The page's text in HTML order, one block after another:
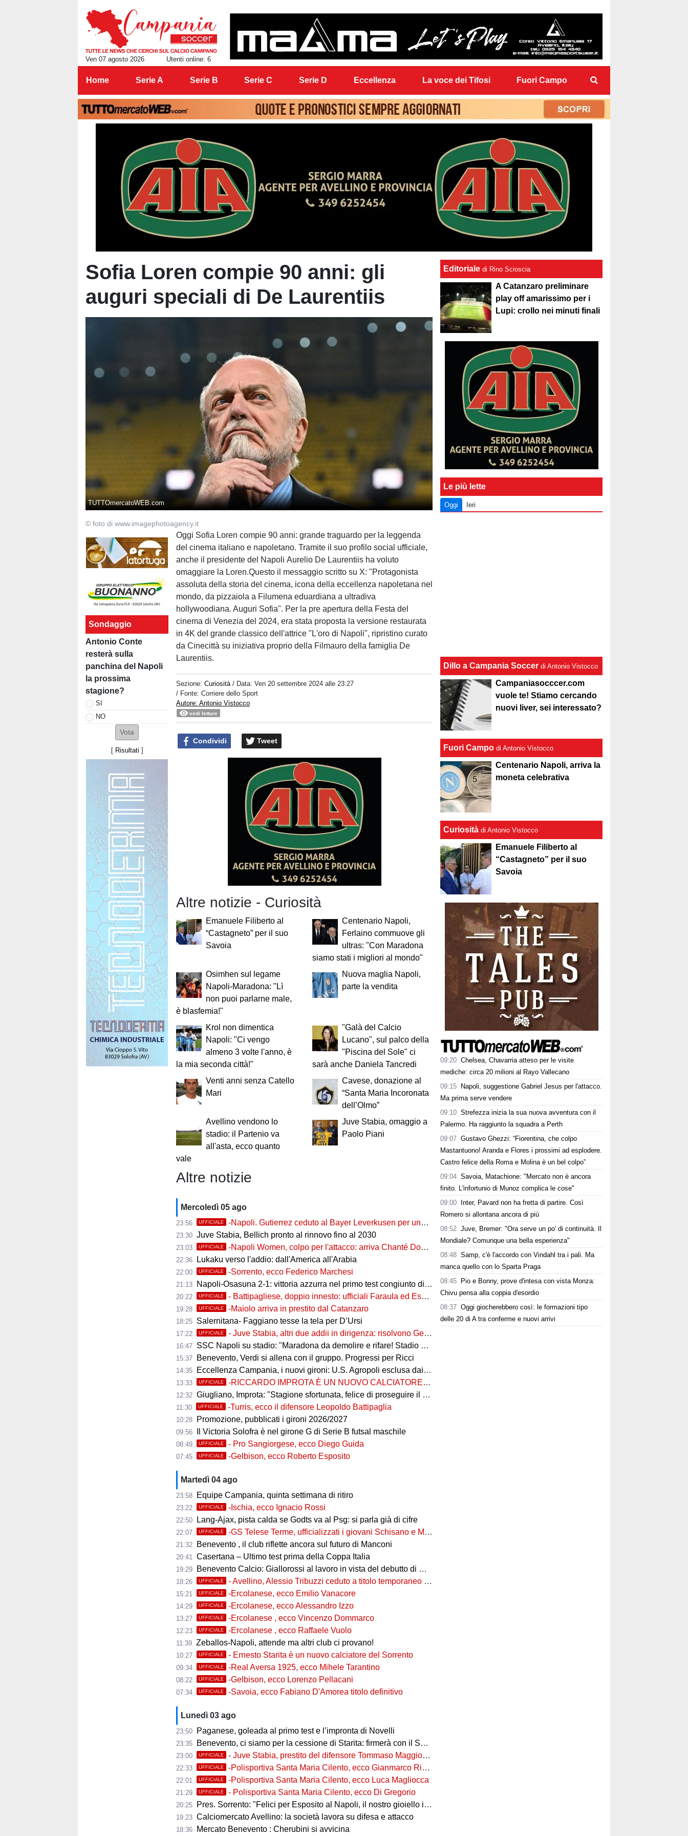
Ven 07 agosto 2026 Utenti online: 6
Home Serie A Serie B Serie C Serie D Eccellenza La voce dei Tifosi Fuori Campo
Sofia Loren compie 90 anni: gli
auguri speciali di De Laurentiis
TUTTOmercatoWEB.com
© foto di www.imagephotoagency.it
Sondaggio
Antonio Conte
resterà sulla
panchina del Napoli
la prossima
stagione?
SI
NO
[ Risultati ]
Oggi Sofia Loren compie 90 anni: grande traguardo per la leggenda
del cinema italiano e napoletano. Tramite il suo profilo social ufficiale,
anche il presidente del Napoli Aurelio De Laurentiis ha voluto
omaggiare la Loren.Questo il messaggio scritto su X: "Protagonista
assoluta della storia del cinema, icona della eccellenza napoletana nel
mondo, da pizzaiola a Filumena eduardiana a ultradiva
hollywoodiana. Auguri Sofia". Per la pre apertura della Festa del
cinema di Venezia del 2024, era stata proposta la versione restaurata
in 4K del grande classico dell'attrice "L'oro di Napoli", ripristino curato
da Cinecittà su iniziativa proprio della Filmauro della famiglia De
Laurentiis.
Sezione:Curiosità / Data:Ven 20 settembre 2024 alle 23:27
/ Fonte: Corriere dello Sport
Autore: Antonio Vistocco
vedi letture
Condividi Tweet
Altre notizie - Curiosità
Emanuele Filiberto al
“Castagneto” per il suo
Savoia
Centenario Napoli,
Ferlaino commuove gli
ultras: "Con Maradona
siamo stati i migliori al mondo"
Osimhen sul legame
Napoli-Maradona: "Lì
non puoi parlarne male,
è blasfemia!"
Nuova maglia Napoli,
parte la vendita
Krol non dimentica
Napoli: "Ci vengo
almeno 3 volte l'anno, è
la mia seconda città!"
"Galà del Calcio
Lucano", sul palco della
"Piscina del Sole" ci
sarà anche Daniela Tancredi
Venti anni senza Catello
Mari
Cavese, donazione al
“Santa Maria Incoronata
dell’Olmo”
Avellino vendono lo
stadio: il Partenio va
all'asta, ecco quanto
vale
Juve Stabia, omaggio a
Paolo Piani
Altre notizie
Mercoledì 05 ago
23:56 UFFICIALE -Napoli. Gutierrez ceduto al Bayer Leverkusen per una cifra record
23:30 Juve Stabia, Bellich pronto al rinnovo fino al 2030
23:03 UFFICIALE -Napoli Women, colpo per l'attacco: arriva Chanté Dompig
22:36 Lukaku verso l'addio: dall'America all'Arabia
22:00 UFFICIALE -Sorrento, ecco Federico Marchesi
21:13 Napoli-Osasuna 2-1: vittoria azzurra nel primo test congiunto di Castel di Sangro
20:22 UFFICIALE - Battipagliese, doppio innesto: ufficiali Faraula ed Esposito
19:28 UFFICIALE -Maiolo arriva in prestito dal Catanzaro
18:25 Salernitana- Faggiano tesse la tela per D’Ursi
17:22 UFFICIALE - Juve Stabia, altri due addii in dirigenza: risolvono Gerbo e Zanardini
16:47 SSC Napoli su stadio: "Maradona da demolire e rifare! Stadio nuovo in ex area Q8"
15:37 Benevento, Verdi si allena con il gruppo. Progressi per Ricci
14:35 Eccellenza Campania, i nuovi gironi: U.S. Agropoli esclusa dai ripescaggi
13:33 UFFICIALE -RICCARDO IMPROTA È UN NUOVO CALCIATORE DEL GIUGLIANO
12:32 Giugliano, Improta: "Stagione sfortunata, felice di proseguire il percorso"
11:30 UFFICIALE -Turris, ecco il difensore Leopoldo Battipaglia
10:28 Promozione, pubblicati i gironi 2026/2027
09:56 Il Victoria Solofra è nel girone G di Serie B futsal maschile
08:49 UFFICIALE - Pro Sangiorgese, ecco Diego Guida
07:45 UFFICIALE -Gelbison, ecco Roberto Esposito
Martedì 04 ago
23:58 Equipe Campania, quinta settimana di ritiro
23:22 UFFICIALE -Ischia, ecco Ignacio Rossi
22:50 Lang-Ajax, pista calda se Godts va al Psg: si parla già di cifre
22:07 UFFICIALE -GS Telese Terme, ufficializzati i giovani Schisano e Miretto
21:32 Benevento , il club riflette ancora sul futuro di Manconi
20:41 Casertana – Ultimo test prima della Coppa Italia
19:29 Benevento Calcio: Giallorossi al lavoro in vista del debutto di Coppa Italia
18:26 UFFICIALE - Avellino, Alessio Tribuzzi ceduto a titolo temporaneo al Bari
15:21 UFFICIALE -Ercolanese, ecco Emilio Vanacore
14:29 UFFICIALE -Ercolanese, ecco Alessandro Izzo
13:27 UFFICIALE -Ercolanese , ecco Vincenzo Dommarco
12:23 UFFICIALE -Ercolanese , ecco Raffaele Vuolo
11:39 Zeballos-Napoli, attende ma altri club ci provano!
10:27 UFFICIALE - Ernesto Starita è un nuovo calciatore del Sorrento
09:34 UFFICIALE -Real Aversa 1925, ecco Mihele Tarantino
08:22 UFFICIALE -Gelbison, ecco Lorenzo Pellacani
07:34 UFFICIALE -Savoia, ecco Fabiano D'Amorea titolo definitivo
Lunedì 03 ago
23:50 Paganese, goleada al primo test e l’impronta di Novelli
23:35 Benevento, ci siamo per la cessione di Starita: firmerà con il Sorrento in Serie C
23:00 UFFICIALE - Juve Stabia, prestito del difensore Tommaso Maggioni dal Mantova
22:33 UFFICIALE -Polisportiva Santa Maria Cilento, ecco Gianmarco Rizzo
22:01 UFFICIALE -Polisportiva Santa Maria Cilento, ecco Luca Magliocca
21:29 UFFICIALE - Polisportiva Santa Maria Cilento, ecco Di Gregorio
20:25 Pres. Sorrento: "Felici per Esposito al Napoli, il nostro gioiello in ottime mani"
19:23 Calciomercato Avellino: la società lavora su difesa e attacco
18:36 Mercato Benevento : Cherubini si avvicina
Editoriale di Rino Scioscia
A Catanzaro preliminare
play off amarissimo per i
Lupi: crollo nei minuti finali
Le più lette
Oggi Ieri
Dillo a Campania Soccer di Antonio Vistocco
Campaniasocccer.com
vuole te! Stiamo cercando
nuovi liver, sei interessato?
Fuori Campo di Antonio Vistocco
Centenario Napoli, arriva la
moneta celebrativa
Curiosità di Antonio Vistocco
Emanuele Filiberto al
“Castagneto” per il suo
Savoia
09:20 Chelsea, Chavarria atteso per le visite
mediche: circa 20 milioni al Rayo Vallecano
09:15
Napoli, suggestione Gabriel Jesus per l'attacco.
Ma prima serve vendere
09:10 Strefezza inizia la sua nuova avventura con il
Palermo. Ha raggiunto la squadra a Perth
09:07 Gustavo Ghezzi: “Fiorentina, che colpo
Mastantuono! Aranda e Flores i prossimi ad esplodere.
Castro felice della Roma e Molina è un bel colpo”
09:04 Savoia, Matachione: "Mercato non è ancora
finito. L'infortunio di Munoz complica le cose"
09:00
Inter, Pavard non ha fretta di partire. Così
Romero si allontana ancora di più
08:52 Juve, Bremer: "Ora serve un po' di continuità. Il
Mondiale? Comunque una bella esperienza"
08:48 Samp, c'è l'accordo con Vindahl tra i pali. Ma
manca quello con lo Sparta Praga
08:45
Pio e Bonny, prove d'intesa con vista Monza:
Chivu pensa alla coppia d'esordio
08:37 Oggi giocherebbero così: le formazioni tipo
delle 20 di A tra conferme e nuovi arrivi